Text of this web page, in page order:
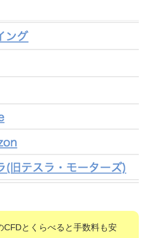
CFDとくらべると手数料も安